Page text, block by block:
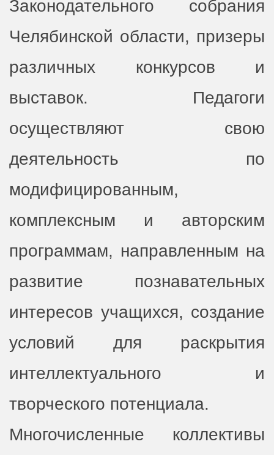
Законодательного собрания
Челябинской области, призеры
различных конкурсов и
выставок. Педагоги
осуществляют свою
деятельность по
модифицированным,
комплексным и авторским
программам, направленным на
развитие познавательных
интересов учащихся, создание
условий для раскрытия
интеллектуального и
творческого потенциала.
Многочисленные коллективы